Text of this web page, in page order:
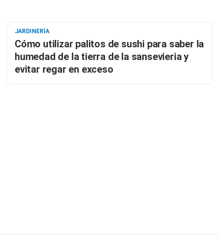
JARDINERÍA
Cómo utilizar palitos de sushi para saber la
humedad de la tierra de la sansevieria y
evitar regar en exceso